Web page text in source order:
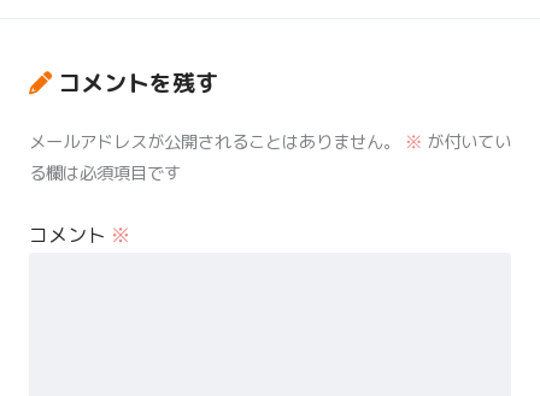
コメントを残す
メールアドレスが公開されることはありません。 ※ が付いてい
る欄は必須項目です
コメント ※